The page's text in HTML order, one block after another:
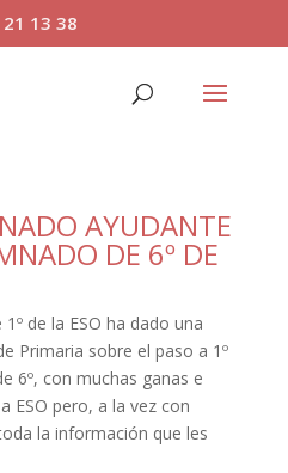
13 38
AYUDANTE
DE 6º DE
de la ESO ha dado una
Primaria sobre el paso a 1º
6º, con muchas ganas e
ESO pero, a la vez con
la información que les